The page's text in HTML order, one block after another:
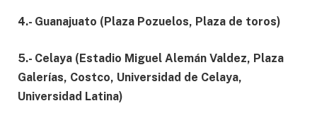
4.- Guanajuato (Plaza Pozuelos, Plaza de toros)
5.- Celaya (Estadio Miguel Alemán Valdez, Plaza
Galerías, Costco, Universidad de Celaya,
Universidad Latina)